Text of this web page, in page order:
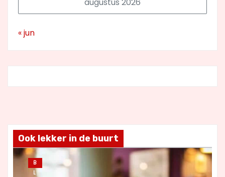
« jun
Ook lekker in de buurt
B
L